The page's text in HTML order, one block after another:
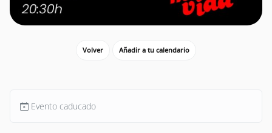
Volver Añadir a tu calendario
Evento caducado